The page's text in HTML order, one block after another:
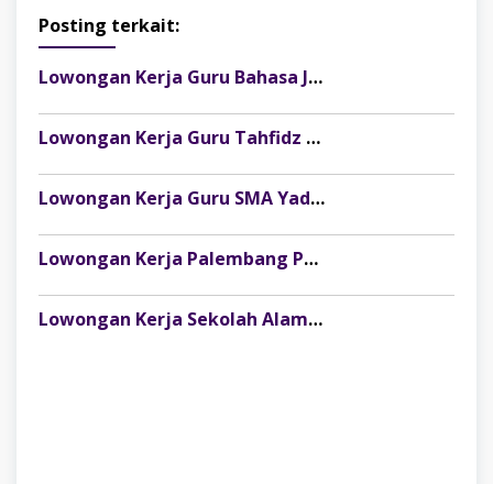
Posting terkait:
Lowongan Kerja Guru Bahasa Jepang di SMK Yadika Lubuklinggau
Lowongan Kerja Guru Tahfidz Al-Qur’an di SMP MUTU Muhammadiyah 1 Kota Lubuk Linggau
Lowongan Kerja Guru SMA Yadika Lubuklinggau
Lowongan Kerja Palembang Pengajar Bimbel di Bimbel ISA Kertapati, Lulusan SMA/SMK
Lowongan Kerja Sekolah Alam Lubuklinggau: Cari Fasilitator & Staf Kreatif